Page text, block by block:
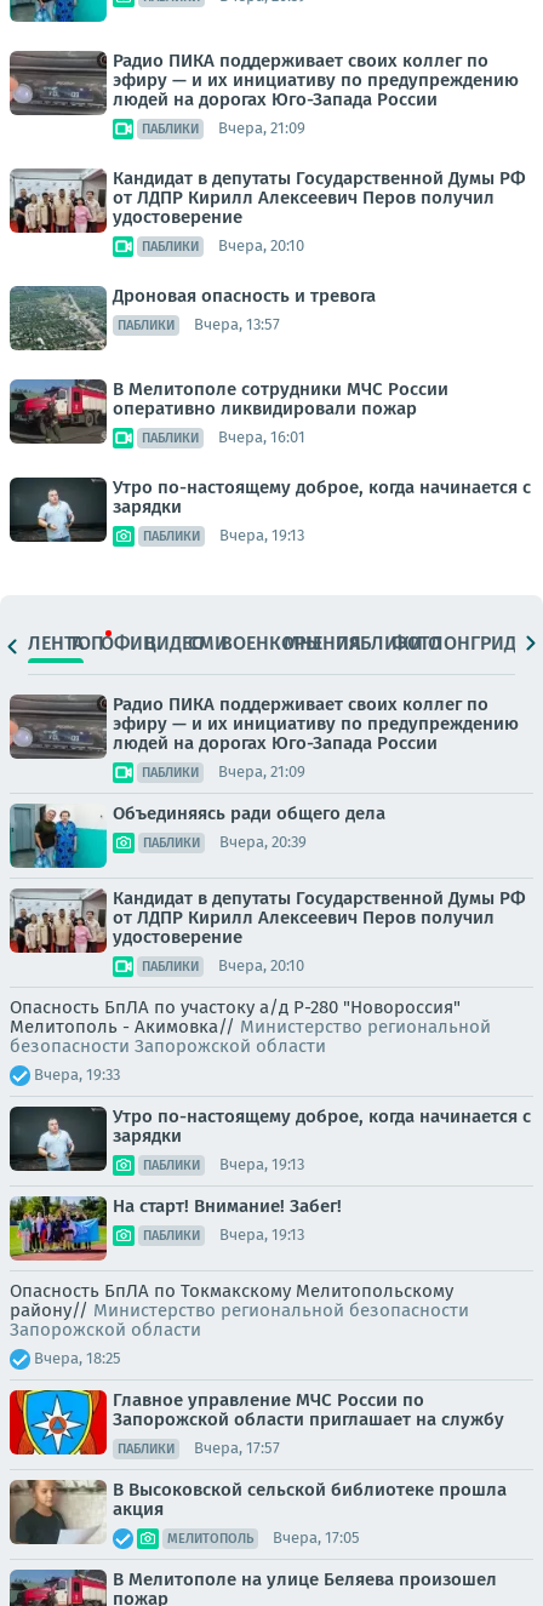
Радио ПИКА поддерживает своих коллег по
эфиру — и их инициативу по предупреждению
людей на дорогах Юго-Запада России
ПАБЛИКИ Вчера, 21:09
Кандидат в депутаты Государственной Думы РФ
от ЛДПР Кирилл Алексеевич Перов получил
удостоверение
ПАБЛИКИ Вчера, 20:10
Дроновая опасность и тревога
ПАБЛИКИ Вчера, 13:57
В Мелитополе сотрудники МЧС России
оперативно ликвидировали пожар
ПАБЛИКИ Вчера, 16:01
Утро по-настоящему доброе, когда начинается с
зарядки
ПАБЛИКИ Вчера, 19:13
ЛЕНТАТОПОФИЦ.ВИДЕОСМИВОЕНКОРЫМНЕНИЯПАБЛИКИ
ФОТОЛОНГРИДЫ
Радио ПИКА поддерживает своих коллег по
эфиру — и их инициативу по предупреждению
людей на дорогах Юго-Запада России
ПАБЛИКИ Вчера, 21:09
Объединяясь ради общего дела
ПАБЛИКИ Вчера, 20:39
Кандидат в депутаты Государственной Думы РФ
от ЛДПР Кирилл Алексеевич Перов получил
удостоверение
ПАБЛИКИ Вчера, 20:10
Опасность БпЛА по участоку а/д Р-280 "Новороссия"
Мелитополь - Акимовка// Министерство региональной
безопасности Запорожской области
Вчера, 19:33
Утро по-настоящему доброе, когда начинается с
зарядки
ПАБЛИКИ Вчера, 19:13
На старт! Внимание! Забег!
ПАБЛИКИ Вчера, 19:13
Опасность БпЛА по Токмакскому Мелитопольскому
району// Министерство региональной безопасности
Запорожской области
Вчера, 18:25
Главное управление МЧС России по
Запорожской области приглашает на службу
ПАБЛИКИ Вчера, 17:57
В Высоковской сельской библиотеке прошла
акция
МЕЛИТОПОЛЬ Вчера, 17:05
В Мелитополе на улице Беляева произошел
пожар